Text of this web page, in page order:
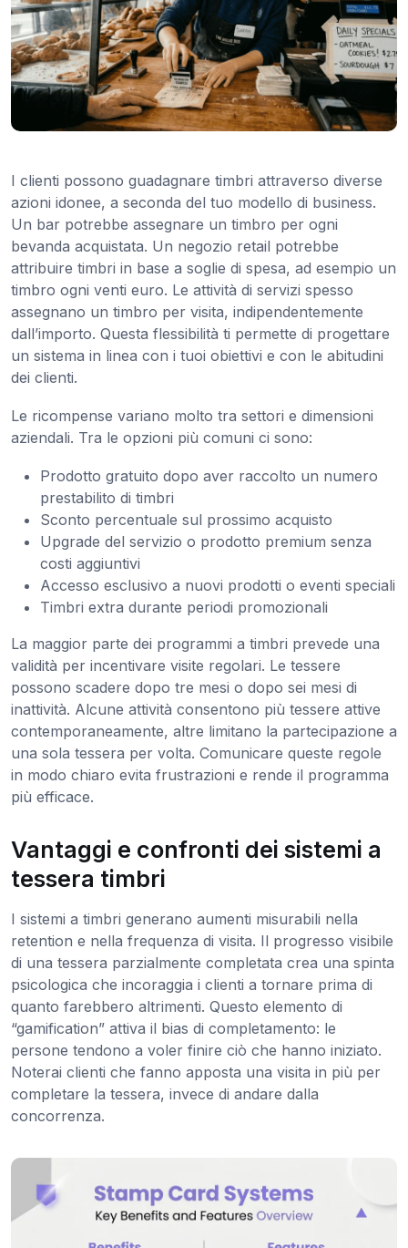
I clienti possono guadagnare timbri attraverso diverse
azioni idonee, a seconda del tuo modello di business.
Un bar potrebbe assegnare un timbro per ogni
bevanda acquistata. Un negozio retail potrebbe
attribuire timbri in base a soglie di spesa, ad esempio un
timbro ogni venti euro. Le attività di servizi spesso
assegnano un timbro per visita, indipendentemente
dall’importo. Questa flessibilità ti permette di progettare
un sistema in linea con i tuoi obiettivi e con le abitudini
dei clienti.
Le ricompense variano molto tra settori e dimensioni
aziendali. Tra le opzioni più comuni ci sono:
Prodotto gratuito dopo aver raccolto un numero
prestabilito di timbri
Sconto percentuale sul prossimo acquisto
Upgrade del servizio o prodotto premium senza
costi aggiuntivi
Accesso esclusivo a nuovi prodotti o eventi speciali
Timbri extra durante periodi promozionali
La maggior parte dei programmi a timbri prevede una
validità per incentivare visite regolari. Le tessere
possono scadere dopo tre mesi o dopo sei mesi di
inattività. Alcune attività consentono più tessere attive
contemporaneamente, altre limitano la partecipazione a
una sola tessera per volta. Comunicare queste regole
in modo chiaro evita frustrazioni e rende il programma
più efficace.
Vantaggi e confronti dei sistemi a
tessera timbri
I sistemi a timbri generano aumenti misurabili nella
retention e nella frequenza di visita. Il progresso visibile
di una tessera parzialmente completata crea una spinta
psicologica che incoraggia i clienti a tornare prima di
quanto farebbero altrimenti. Questo elemento di
“gamification” attiva il bias di completamento: le
persone tendono a voler finire ciò che hanno iniziato.
Noterai clienti che fanno apposta una visita in più per
completare la tessera, invece di andare dalla
concorrenza.